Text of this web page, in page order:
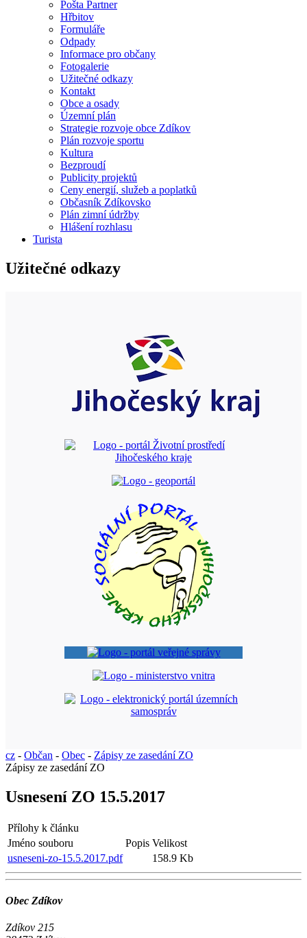
Pošta Partner
Hřbitov
Formuláře
Odpady
Informace pro občany
Fotogalerie
Užitečné odkazy
Kontakt
Obce a osady
Územní plán
Strategie rozvoje obce Zdíkov
Plán rozvoje sportu
Kultura
Bezproudí
Publicity projektů
Ceny energií, služeb a poplatků
Občasník Zdíkovsko
Plán zimní údržby
Hlášení rozhlasu
Turista
Užitečné odkazy
cz - Občan - Obec - Zápisy ze zasedání ZO
Zápisy ze zasedání ZO
Usnesení ZO 15.5.2017
Přílohy k článku
Jméno souboru
Popis Velikost
usneseni-zo-15.5.2017.pdf
158.9 Kb
Obec Zdíkov
Zdíkov 215